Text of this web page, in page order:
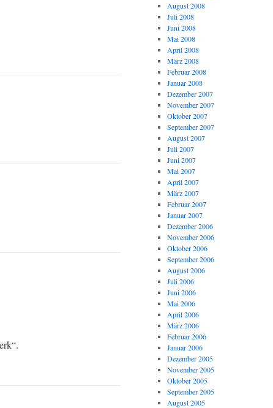
August 2008
Juli 2008
Juni 2008
Mai 2008
April 2008
März 2008
Februar 2008
Januar 2008
Dezember 2007
November 2007
Oktober 2007
September 2007
August 2007
Juli 2007
Juni 2007
Mai 2007
April 2007
März 2007
Februar 2007
Januar 2007
Dezember 2006
November 2006
Oktober 2006
September 2006
August 2006
Juli 2006
Juni 2006
Mai 2006
April 2006
März 2006
Februar 2006
Januar 2006
Dezember 2005
November 2005
Oktober 2005
September 2005
August 2005